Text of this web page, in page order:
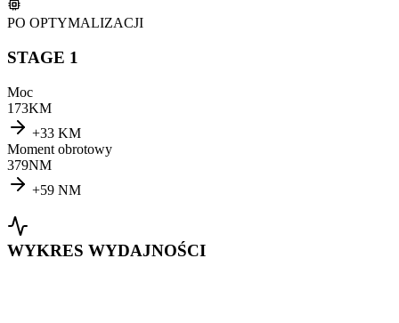
PO OPTYMALIZACJI
STAGE 1
Moc
173KM
+33 KM
Moment obrotowy
379NM
+59 NM
WYKRES WYDAJNOŚCI